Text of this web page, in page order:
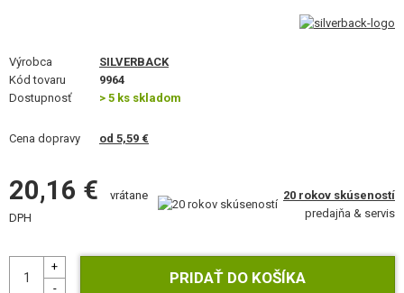
NÁHRADNÉ DIELY ZBRANÍ, UPGRADE
TERČE, STRELNICE
JEDLO
Výrobca
SILVERBACK
Kód tovaru
9964
Dostupnosť
> 5 ks skladom
Cena dopravy od 5,59 €
20,16 €
vrátane
DPH
20 rokov skúseností
predajňa & servis